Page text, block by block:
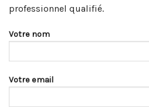
professionnel qualifié.
Votre nom
Votre email